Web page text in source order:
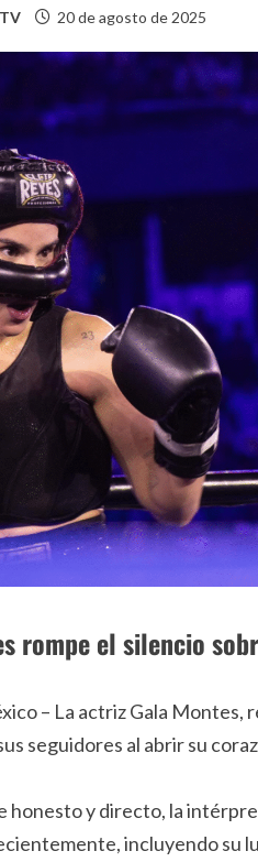
20 de agosto de 2025
rompe el silencio
– La actriz Gala Montes,
seguidores al abrir su
honesto y directo, la
incluyendo su